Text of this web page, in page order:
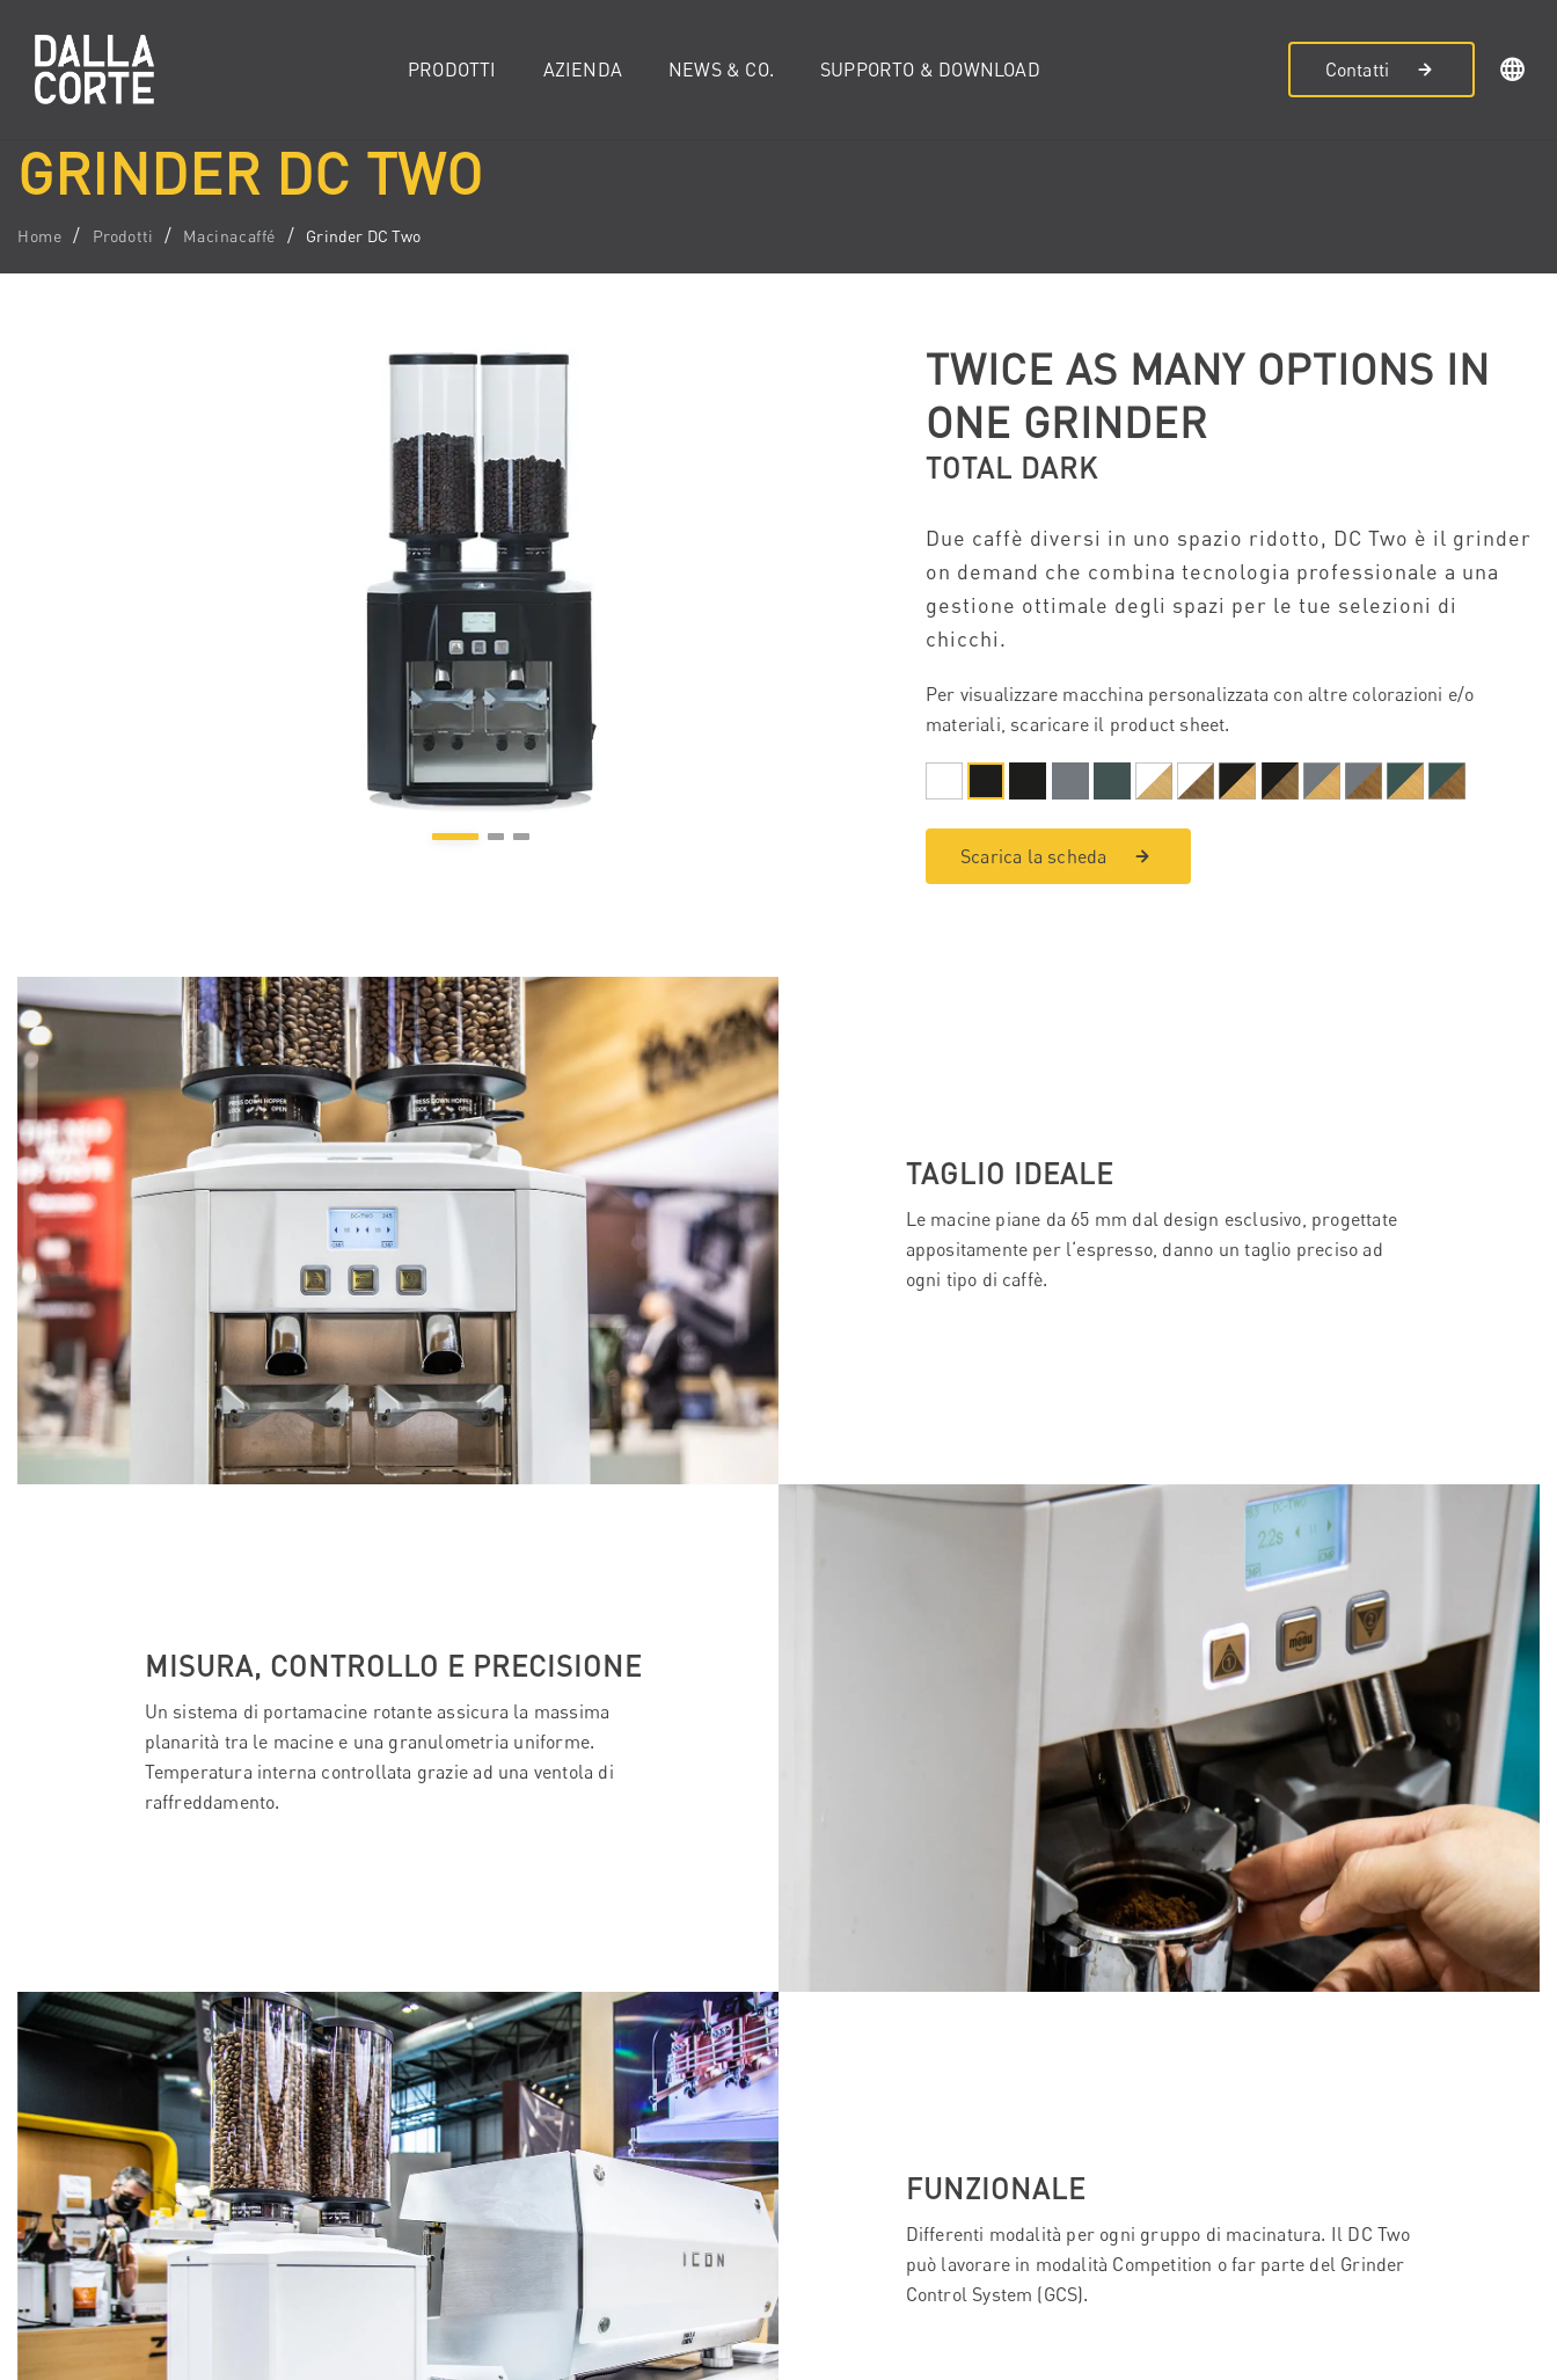
PRODOTTI AZIENDA NEWS & CO. SUPPORTO & DOWNLOAD Contatti
GRINDER DC TWO
Home Prodotti Macinacaffé Grinder DC Two
TWICE AS MANY OPTIONS IN
ONE GRINDER
TOTAL DARK
Due caffè diversi in uno spazio ridotto, DC Two è il grinder
on demand che combina tecnologia professionale a una
gestione ottimale degli spazi per le tue selezioni di
chicchi.
Per visualizzare macchina personalizzata con altre colorazioni e/o
materiali, scaricare il product sheet.
Scarica la scheda
TAGLIO IDEALE
Le macine piane da 65 mm dal design esclusivo, progettate
appositamente per l‘espresso, danno un taglio preciso ad
ogni tipo di caffè.
MISURA, CONTROLLO E PRECISIONE
Un sistema di portamacine rotante assicura la massima
planarità tra le macine e una granulometria uniforme.
Temperatura interna controllata grazie ad una ventola di
raffreddamento.
FUNZIONALE
Differenti modalità per ogni gruppo di macinatura. Il DC Two
può lavorare in modalità Competition o far parte del Grinder
Control System (GCS).